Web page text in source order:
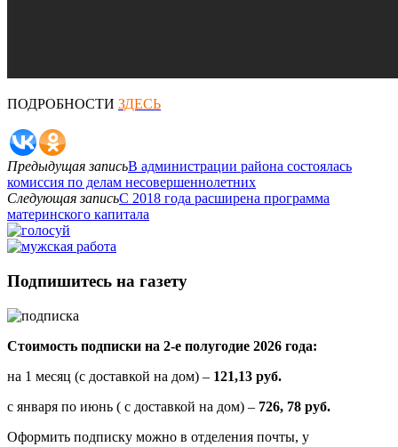
ПОДРОБНОСТИ ЗДЕСЬ
Предыдущая записьВ администрации района состоялась
комиссия по делам несовершеннолетних
Следующая записьС 2018 года расширена программа
материнского капитала
Подпишитесь на газету
Стоимость подписки на 2-е полугодие 2026 года:
на 1 месяц (с доставкой на дом) – 121,13 руб.
с января по июнь ( с доставкой на дом) – 726, 78 руб.
Оформить подписку можно в отделения почты, у